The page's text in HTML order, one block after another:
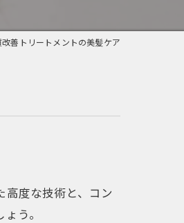
善トリートメントの美髪ケア
度な技術と、コン
う。